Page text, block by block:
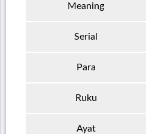
Meaning
Serial
Para
Ruku
Ayat